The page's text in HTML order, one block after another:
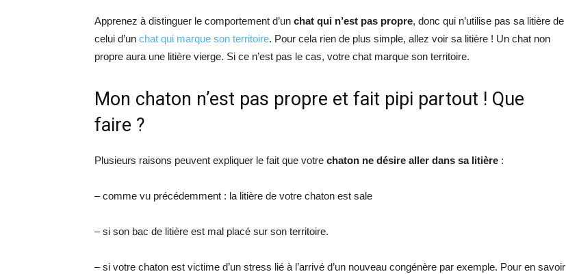
Apprenez à distinguer le comportement d’un chat qui n’est pas propre, donc qui n’utilise pas sa litière de
celui d’un chat qui marque son territoire. Pour cela rien de plus simple, allez voir sa litière ! Un chat non
propre aura une litière vierge. Si ce n’est pas le cas, votre chat marque son territoire.
Mon chaton n’est pas propre et fait pipi partout ! Que
faire ?
Plusieurs raisons peuvent expliquer le fait que votre chaton ne désire aller dans sa litière :
– comme vu précédemment : la litière de votre chaton est sale
– si son bac de litière est mal placé sur son territoire.
– si votre chaton est victime d’un stress lié à l’arrivé d’un nouveau congénère par exemple. Pour en savoir